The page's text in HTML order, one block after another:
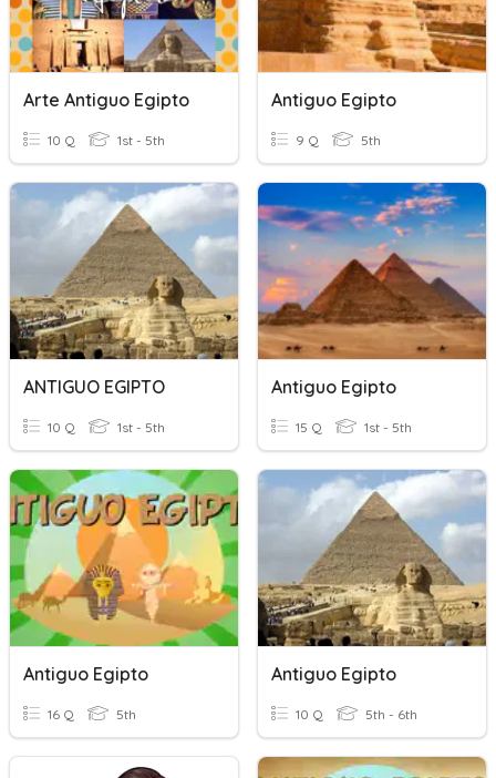
Arte Antiguo Egipto
10 Q 1st - 5th
Antiguo Egipto
9 Q 5th
ANTIGUO EGIPTO
10 Q 1st - 5th
Antiguo Egipto
15 Q 1st - 5th
Antiguo Egipto
16 Q 5th
Antiguo Egipto
10 Q 5th - 6th